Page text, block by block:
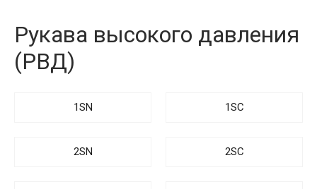
Рукава высокого давления
(РВД)
1SN 1SC
2SN 2SC